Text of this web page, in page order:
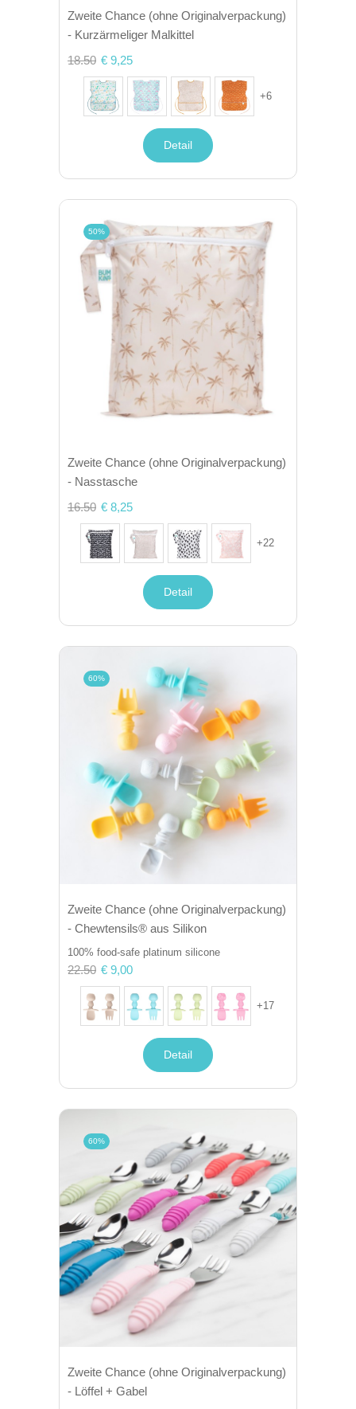
Zweite Chance (ohne Originalverpackung)
- Kurzärmeliger Malkittel
18.50 € 9,25
+6
Detail
50%
Zweite Chance (ohne Originalverpackung)
- Nasstasche
16.50 € 8,25
+22
Detail
60%
Zweite Chance (ohne Originalverpackung)
- Chewtensils® aus Silikon
100% food-safe platinum silicone
22.50 € 9,00
+17
Detail
60%
Zweite Chance (ohne Originalverpackung)
- Löffel + Gabel